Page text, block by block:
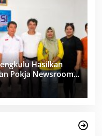
Hasilkan
Pokja Newsroom